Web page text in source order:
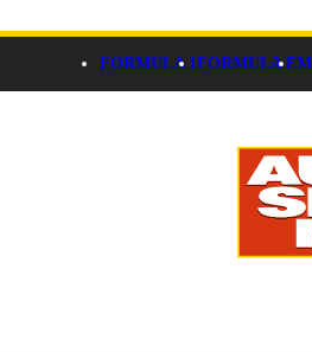
FORMULA 1FORMULA E